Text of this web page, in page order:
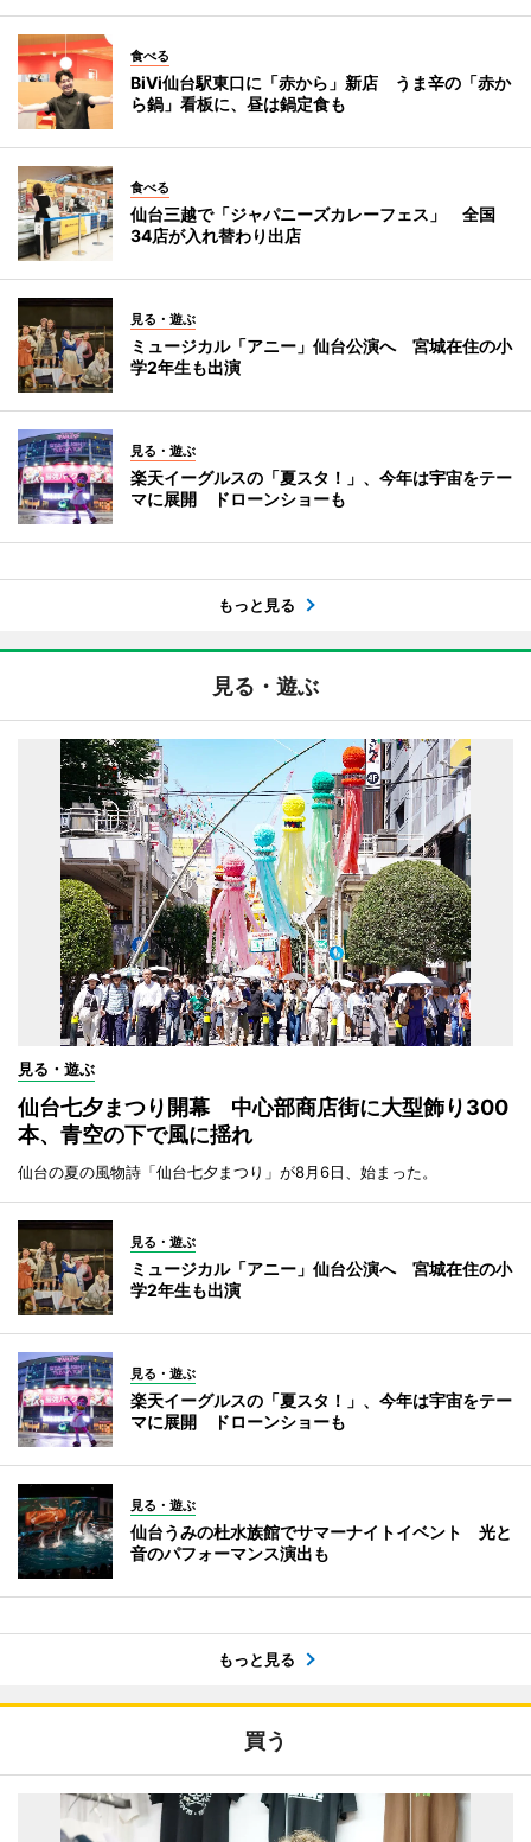
食べる
BiVi仙台駅東口に「赤から」新店 うま辛の「赤か
ら鍋」看板に、昼は鍋定食も
食べる
仙台三越で「ジャパニーズカレーフェス」 全国
34店が入れ替わり出店
見る・遊ぶ
ミュージカル「アニー」仙台公演へ 宮城在住の小
学2年生も出演
見る・遊ぶ
楽天イーグルスの「夏スタ！」、今年は宇宙をテー
マに展開 ドローンショーも
もっと見る
見る・遊ぶ
見る・遊ぶ
仙台七夕まつり開幕 中心部商店街に大型飾り300
本、青空の下で風に揺れ
仙台の夏の風物詩「仙台七夕まつり」が8月6日、始まった。
見る・遊ぶ
ミュージカル「アニー」仙台公演へ 宮城在住の小
学2年生も出演
見る・遊ぶ
楽天イーグルスの「夏スタ！」、今年は宇宙をテー
マに展開 ドローンショーも
見る・遊ぶ
仙台うみの杜水族館でサマーナイトイベント 光と
音のパフォーマンス演出も
もっと見る
買う